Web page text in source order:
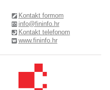
Kontakt formom
info@fininfo.hr
Kontakt telefonom
www.fininfo.hr